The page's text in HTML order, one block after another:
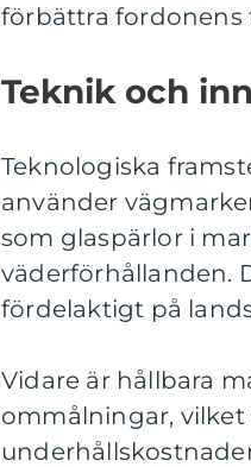
förbättra fordonens
Teknik och
Teknologiska
använder
som glaspärlor i
väderförhållanden.
fördelaktigt på
Vidare är hållbara
ommålningar,